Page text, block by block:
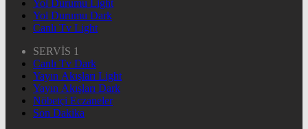
Yol Durumu Light
Yol Durumu Dark
Canlı Tv Light
SERVİS 1
Canlı Tv Dark
Yayın Akışları Light
Yayın Akışları Dark
Nöbetçi Eczaneler
Son Dakika